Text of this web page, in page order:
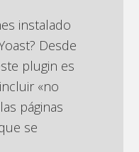
instalado
Desde
plugin es
«no
páginas
se